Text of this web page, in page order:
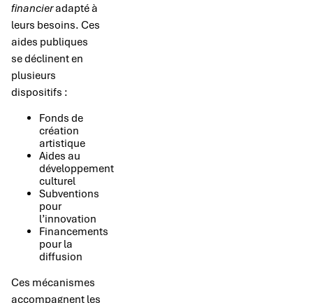
financieradapté à
leurs besoins. Ces
aides publiques
se déclinent en
plusieurs
dispositifs :
Fonds de
création
artistique
Aides au
développement
culturel
Subventions
pour
l’innovation
Financements
pour la
diffusion
Ces mécanismes
accompagnent les